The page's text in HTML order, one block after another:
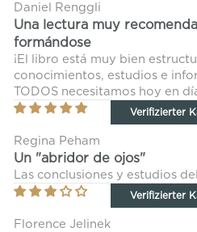
Daniel Renggli
Una lectura muy
formándose
¡El libro está muy bien
conocimientos, estudios e
TODOS necesitamos hoy en
Regina Peham
Un "abridor de ojos"
Las conclusiones y estudios
Florence Jelinek